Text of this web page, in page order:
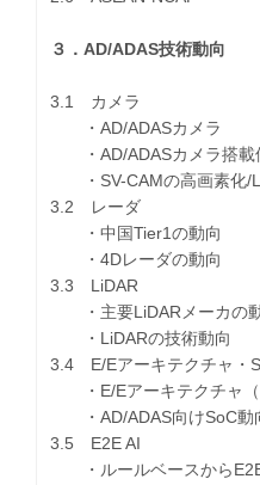
３．AD/ADAS技術動向
3.1 カメラ
・AD/ADASカメラ
・AD/ADASカメラ搭載
・SV-CAMの高画素化/
3.2 レーダ
・中国Tier1の動向
・4Dレーダの動向
3.3 LiDAR
・主要LiDARメーカの
・LiDARの技術動向
3.4 E/Eアーキテクチャ・
・E/Eアーキテクチャ（
・AD/ADAS向けSoC動
3.5 E2E AI
・ルールベースからE2E